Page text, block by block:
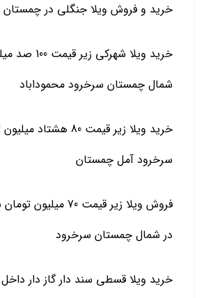
خرید و فروش ویلا جنگلی در
خرید ویلا
شمال چمستان سرخرود محموداباد
خرید ویلا زیر قیمت 80
سرخرود آمل چمستان
فروش ویلا زیر قیمت 70
در شمال چمستان سرخرود
خرید ویلا قسطی سند دار گاز دار